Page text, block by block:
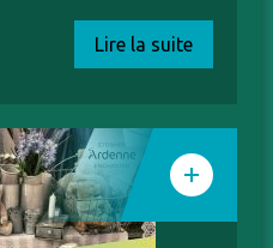
Lire la suite